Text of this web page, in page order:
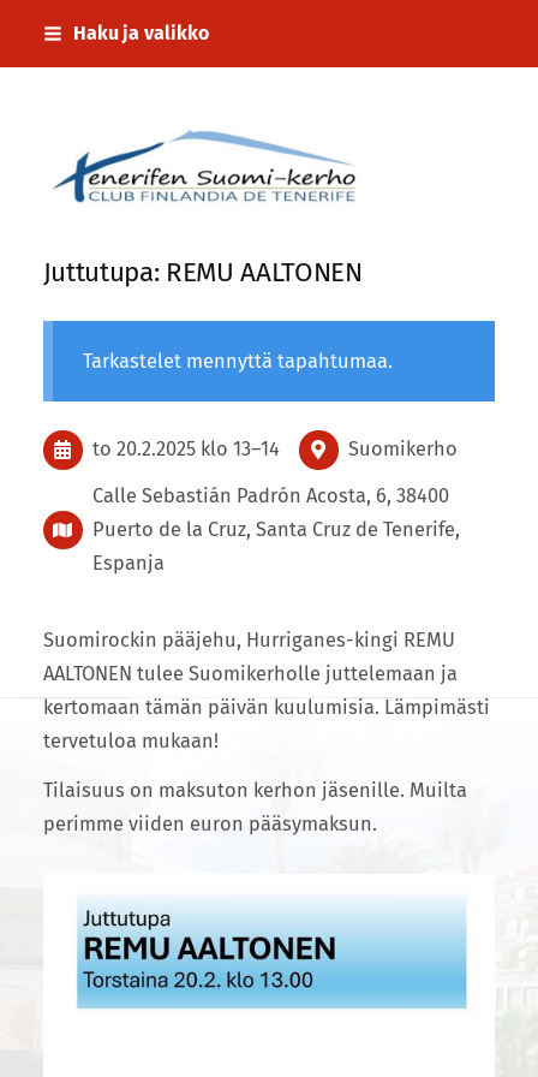
Siirry
sivun
Haku ja valikko
Tenerifen Suomi-kerho
Juttutupa: REMU AALTONEN
Tarkastelet mennyttä tapahtumaa.
to 20.2.2025 klo 13–14 Suomikerho
Calle Sebastián Padrón Acosta, 6, 38400
Puerto de la Cruz, Santa Cruz de Tenerife,
Espanja
Suomirockin pääjehu, Hurriganes-kingi REMU
AALTONEN tulee Suomikerholle juttelemaan ja
kertomaan tämän päivän kuulumisia. Lämpimästi
tervetuloa mukaan!
Tilaisuus on maksuton kerhon jäsenille. Muilta
perimme viiden euron pääsymaksun.